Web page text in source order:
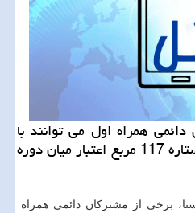
همراه اول می توانند با
شماره گیری كد ستاره 10 ستاره 117 مربع اعتبار میان دوره
برخی از مشتركان دائمی همراه